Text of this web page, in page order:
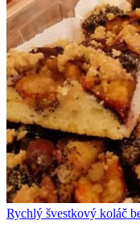
Rychlý švestkový koláč